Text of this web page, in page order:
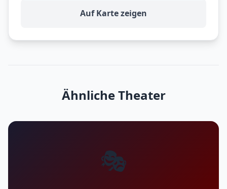
Auf Karte zeigen
Ähnliche Theater
🎭